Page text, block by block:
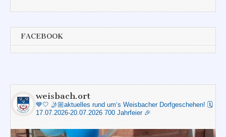
FACEBOOK
weisbach.ort
💙🤍 🤳🏼aktuelles rund um‘s Weisbacher Dorfgeschehen! 🗓️
17.07.2026-20.07.2026 700 Jahrfeier 🎉